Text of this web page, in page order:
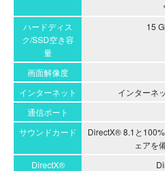
ハードディス
ク/SSD空き容
量
15
画面解像度
インターネット
インターネ
通信ポート
サウンドカード
DirectX® 8.1と
ェアを
DirectX®